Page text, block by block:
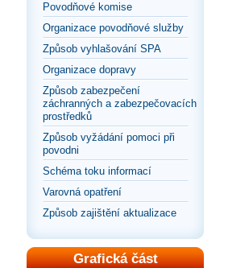
Povodňové komise
Organizace povodňové služby
Způsob vyhlašování SPA
Organizace dopravy
Způsob zabezpečení
záchranných a zabezpečovacích
prostředků
Způsob vyžádání pomoci při
povodni
Schéma toku informací
Varovná opatření
Způsob zajištění aktualizace
Grafická část